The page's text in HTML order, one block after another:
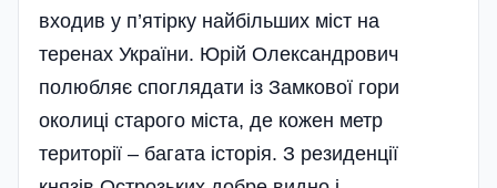
входив у п’ятірку найбільших міст на
теренах України. Юрій Олександрович
полюбляє споглядати із Замкової гори
околиці старого міста, де кожен метр
території – багата історія. З резиденції